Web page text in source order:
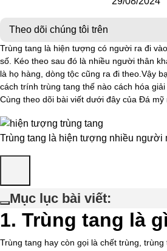
Theo dõi chúng tôi trên
Trùng tang là hiện tượng có người ra đi
số. Kéo theo sau đó là nhiều người thân
là họ hàng, dòng tộc cũng ra đi theo.Vậy
cách trính trùng tang thế nào cách hóa
Cùng theo dõi bài viết dưới đây của Đá mỹ
Trùng tang là hiện tượng nhiều người
Mục lục bài viết:
1. Trùng tang là
Trùng tang hay còn gọi là chết trùng,